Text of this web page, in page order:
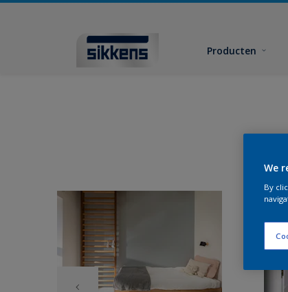
Producten
We
By